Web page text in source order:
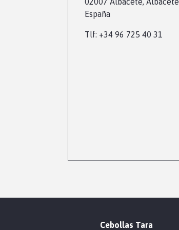
España
Tlf: +34 96 725 40 31
Cebollas Tara